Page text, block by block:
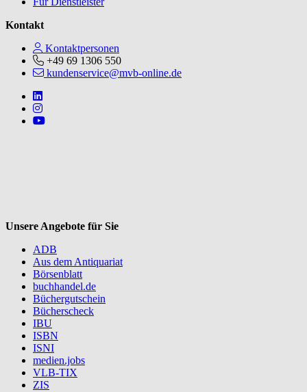
Kontakt
Kontaktpersonen
+49 69 1306 550
kundenservice@mvb-online.de
Follow us on https://www.linkedin.com/company/mvbbooks
Follow us on https://www.instagram.com/lifeatmvb/
Follow us on https://www.youtube.com/@mvbbooks
Unsere Angebote für Sie
ADB
Aus dem Antiquariat
Börsenblatt
buchhandel.de
Büchergutschein
Bücherscheck
IBU
ISBN
ISNI
medien.jobs
VLB-TIX
ZIS